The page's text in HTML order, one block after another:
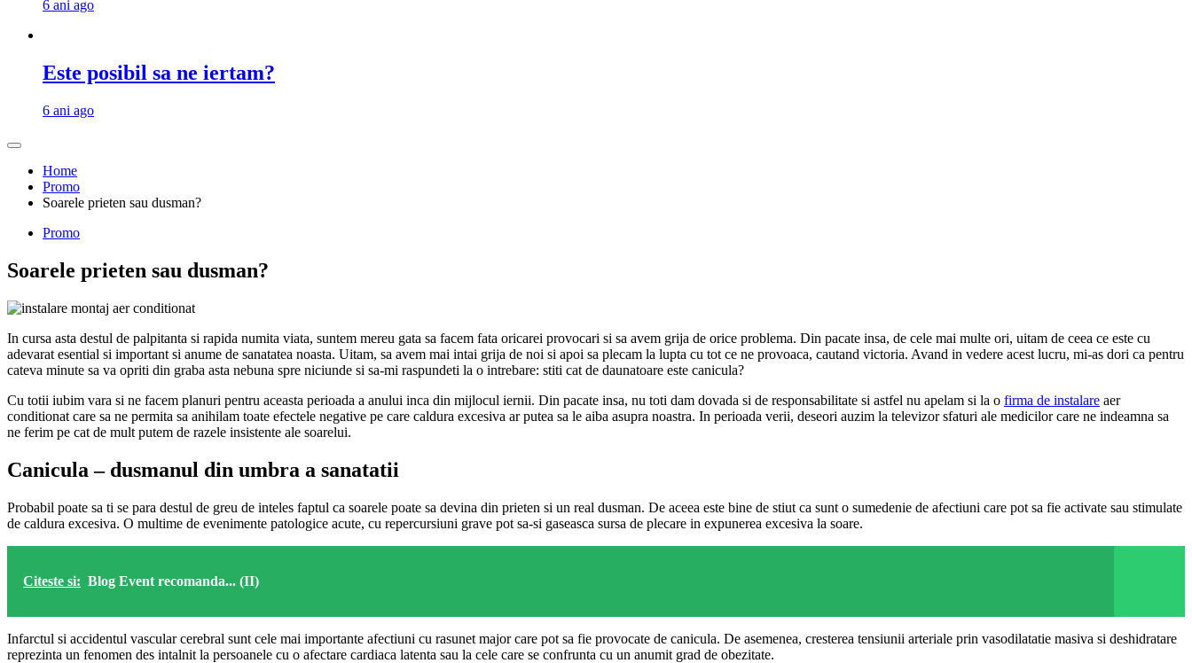
6 ani ago
Este posibil sa ne iertam?
6 ani ago
Home
Promo
Soarele prieten sau dusman?
Promo
Soarele prieten sau dusman?
In cursa asta destul de palpitanta si rapida numita viata, suntem mereu gata sa facem fata oricarei provocari si sa avem grija de orice problema. Din pacate insa, de cele mai multe ori, uitam de ceea ce este cu
adevarat esential si important si anume de sanatatea noasta. Uitam, sa avem mai intai grija de noi si apoi sa plecam la lupta cu tot ce ne provoaca, cautand victoria. Avand in vedere acest lucru, mi-as dori ca pentru
cateva minute sa va opriti din graba asta nebuna spre niciunde si sa-mi raspundeti la o intrebare: stiti cat de daunatoare este canicula?
Cu totii iubim vara si ne facem planuri pentru aceasta perioada a anului inca din mijlocul iernii. Din pacate insa, nu toti dam dovada si de responsabilitate si astfel nu apelam si la o firma de instalare aer
conditionat care sa ne permita sa anihilam toate efectele negative pe care caldura excesiva ar putea sa le aiba asupra noastra. In perioada verii, deseori auzim la televizor sfaturi ale medicilor care ne indeamna sa
ne ferim pe cat de mult putem de razele insistente ale soarelui.
Canicula – dusmanul din umbra a sanatatii
Probabil poate sa ti se para destul de greu de inteles faptul ca soarele poate sa devina din prieten si un real dusman. De aceea este bine de stiut ca sunt o sumedenie de afectiuni care pot sa fie activate sau stimulate
de caldura excesiva. O multime de evenimente patologice acute, cu repercursiuni grave pot sa-si gaseasca sursa de plecare in expunerea excesiva la soare.
Citeste si: Blog Event recomanda... (II)
Infarctul si accidentul vascular cerebral sunt cele mai importante afectiuni cu rasunet major care pot sa fie provocate de canicula. De asemenea, cresterea tensiunii arteriale prin vasodilatatie masiva si deshidratare
reprezinta un fenomen des intalnit la persoanele cu o afectare cardiaca latenta sau la cele care se confrunta cu un anumit grad de obezitate.